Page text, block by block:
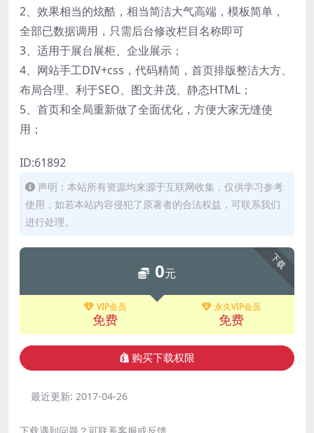
2、效果相当的炫酷，相当简洁大气高端，模板简单，
全部已数据调用，只需后台修改栏目名称即可
3、适用于展台展柜、企业展示；
4、网站手工DIV+css，代码精简，首页排版整洁大方、
布局合理、利于SEO、图文并茂、静态HTML；
5、首页和全局重新做了全面优化，方便大家无缝使
用；
ID:61892
声明：本站所有资源均来源于互联网收集，仅供学习参考
使用，如若本站内容侵犯了原著者的合法权益，可联系我们
进行处理。
下载
0元
VIP会员
免费
永久VIP会员
免费
购买下载权限
最近更新: 2017-04-26